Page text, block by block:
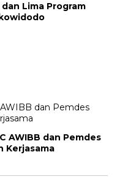
Lima Program
AWIBB dan Pemdes
Kerjasama